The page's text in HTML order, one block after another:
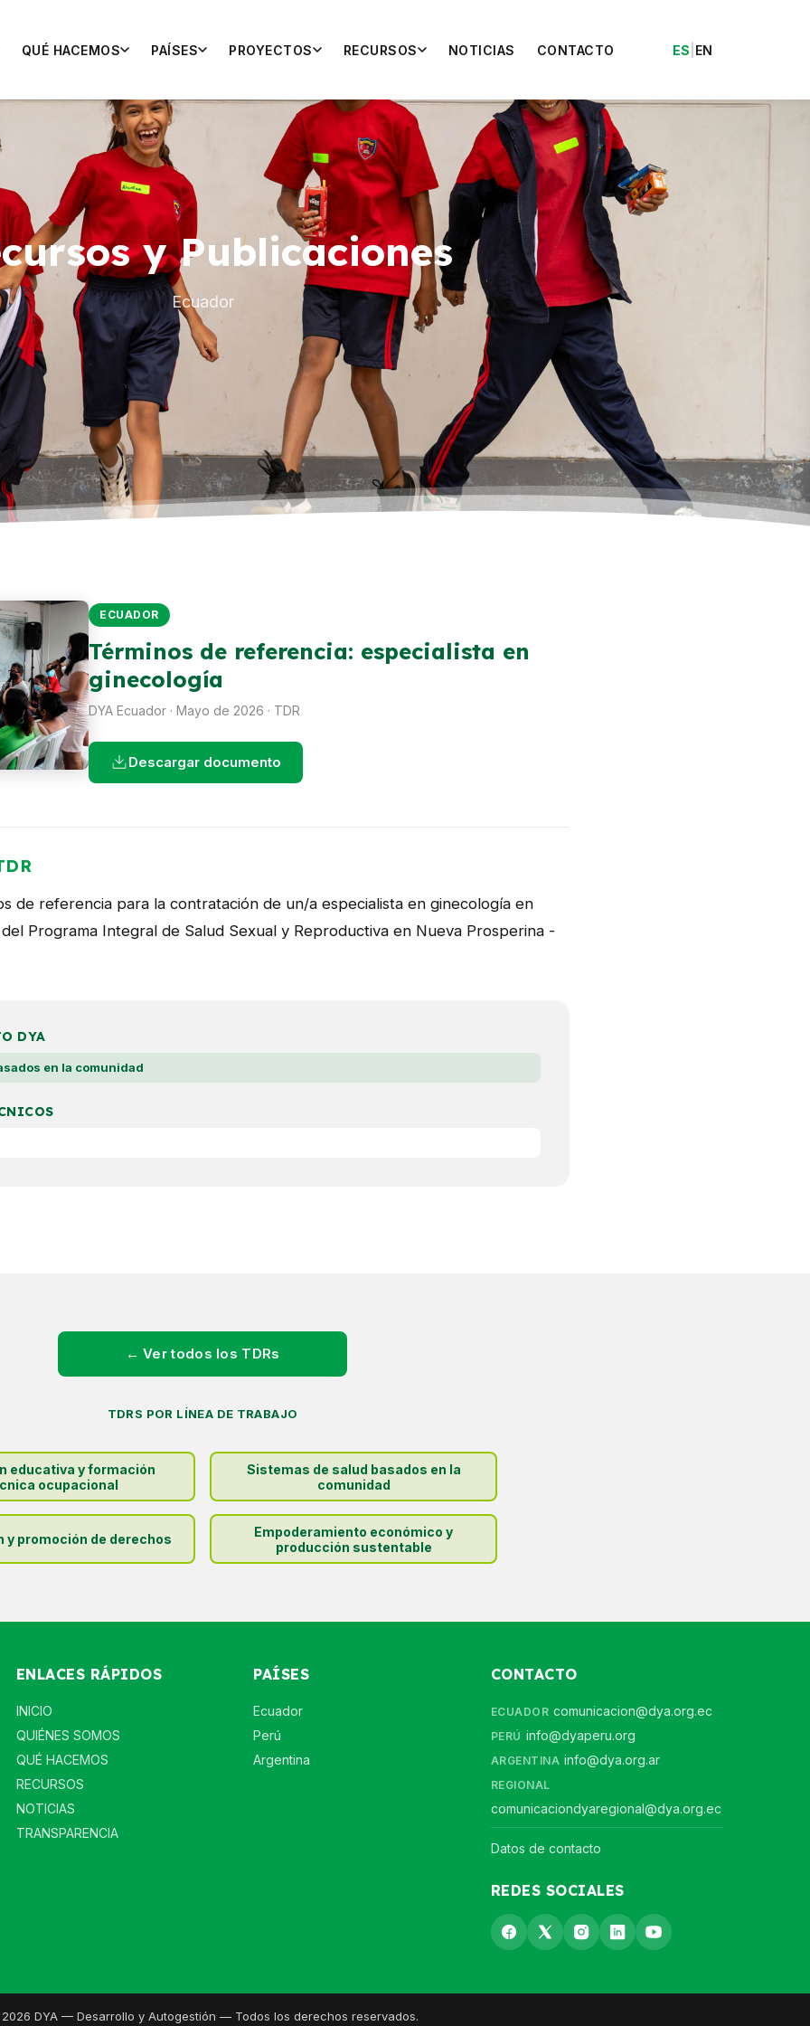
QUÉ HACEMOS PAÍSES PROYECTOS RECURSOS NOTICIAS CONTACTO ES EN
y Publicaciones
Ecuador
ECUADOR
Términos de referencia: especialista en
ginecología
DYA Ecuador · Mayo de 2026 · TDR
Descargar documento
de referencia para la contratación de un/a especialista en ginecología en
Programa Integral de Salud Sexual y Reproductiva en Nueva Prosperina -
DYA
en la comunidad
← Ver todos los TDRs
TDRS POR LÍNEA DE TRABAJO
educativa y formación
ocupacional
Sistemas de salud basados en la
comunidad
y promoción de derechos
Empoderamiento económico y
producción sustentable
ENLACES RÁPIDOS
INICIO
QUIÉNES SOMOS
QUÉ HACEMOS
RECURSOS
NOTICIAS
TRANSPARENCIA
PAÍSES
Ecuador
Perú
Argentina
CONTACTO
ECUADOR comunicacion@dya.org.ec
PERÚ info@dyaperu.org
ARGENTINA info@dya.org.ar
REGIONAL
comunicaciondyaregional@dya.org.ec
Datos de contacto
REDES SOCIALES
DYA — Desarrollo y Autogestión — Todos los derechos reservados.